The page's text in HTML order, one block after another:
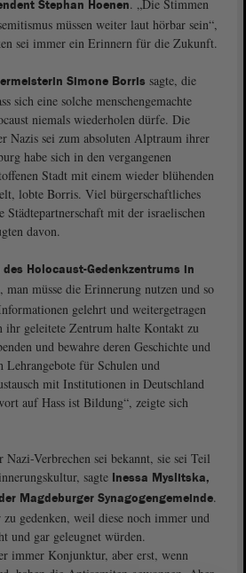
Stephan Hoenen. „Die Stimmen
müssen weiter laut hörbar sein“,
sei immer ein Erinnern für die Zukunft.
Simone Borris sagte, die
sich eine solche menschengemachte
niemals wiederholen dürfe. Die
Nazis sei zum absoluten Alptraum ihrer
habe sich in den vergangenen
Stadt mit einem wieder blühenden
lobte Borris. Viel bürgerschaftliches
Städtepartnerschaft mit der israelischen
davon.
Holocaust-Gedenkzentrums in
man müsse die Erinnerung nutzen und so
gelehrt und weitergetragen
ihr geleitete Zentrum halte Kontakt zu
und bewahre deren Geschichte und
Lehrangebote für Schulen und
mit Institutionen in Deutschland
auf Hass ist Bildung“, zeigte sich
Nazi-Verbrechen sei bekannt, sie sei Teil
sagte Inessa Myslitska,
Magdeburger Synagogengemeinde.
gedenken, weil diese noch immer und
und gar geleugnet würden.
immer Konjunktur, aber erst, wenn